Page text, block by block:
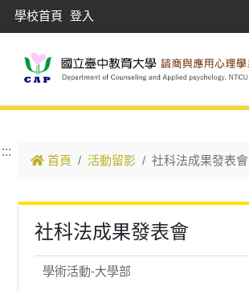
學校首頁 登入
跳到主要內容
:::
首頁 活動留影 社科法成果發表會
社科法成果發表會
學術活動-大學部